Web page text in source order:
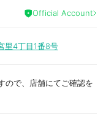
a
Official Account
里4丁目1番8号
ので、店舗にてご確認を